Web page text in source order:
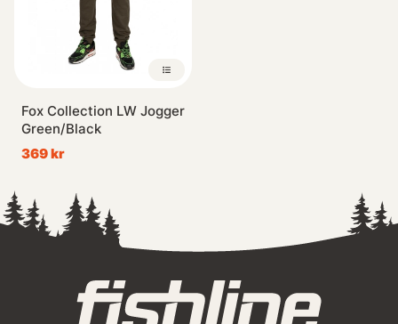
Fox Collection LW Jogger
Green/Black
369 kr